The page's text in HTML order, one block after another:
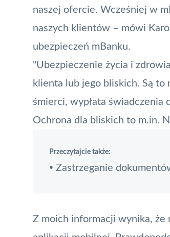
naszej ofercie. Wcześniej w
naszych klientów – mówi
ubezpieczeń mBanku.
"Ubezpieczenie życia i
klienta lub jego bliskich. Są to
śmierci, wypłata świadczenia
Ochrona dla bliskich to m.in.
Przeczytajcie także:
• Zastrzeganie
Z moich informacji wynika, że